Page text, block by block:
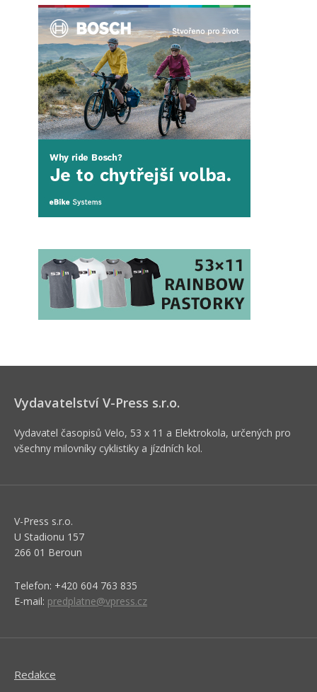
Vydavatelství V-Press s.r.o.
Vydavatel časopisů Velo, 53 x 11 a Elektrokola, určených pro
všechny milovníky cyklistiky a jízdních kol.
V-Press s.r.o.
U Stadionu 157
266 01 Beroun
Telefon: +420 604 763 835
E-mail: predplatne@vpress.cz
Redakce